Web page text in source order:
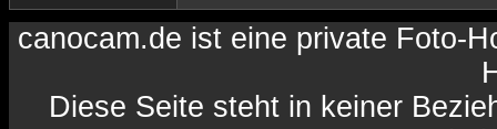
canocam.de ist eine private Foto-
Diese Seite steht in keiner